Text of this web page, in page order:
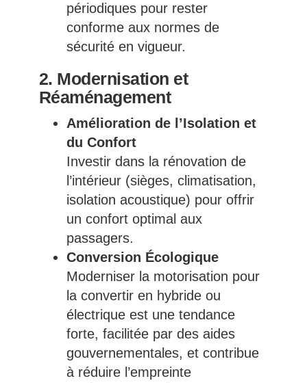
périodiques pour rester
conforme aux normes de
sécurité en vigueur.
2. Modernisation et
Réaménagement
Amélioration de l’Isolation et
du Confort
Investir dans la rénovation de
l’intérieur (sièges, climatisation,
isolation acoustique) pour offrir
un confort optimal aux
passagers.
Conversion Écologique
Moderniser la motorisation pour
la convertir en hybride ou
électrique est une tendance
forte, facilitée par des aides
gouvernementales, et contribue
à réduire l’empreinte